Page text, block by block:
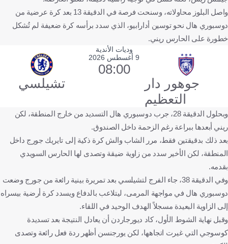
واصل البلوز محاولاته، وسنحت فرصة في الدقيقة 13 بعد كرة عرضية من
دوسبوري هال نحو توسين أدارابيو، الذي سدد برأسه كرة ضعيفة لم تُشكل
خطورة على الحارس ريني.
وديات الأندية
جوهور دار
التعظيم
9 أغسطس 2026
08:00
تشيلسي
وبحلول الدقيقة 28، جرب دوسبوري هال التسديد من خارج المنطقة، لكن
ريني أبعدها ببراعة رغم الزحمة داخل الصندوق.
بعد ذلك بدقيقتين فقط، مرر الشاب والش كرة ذكية إلى تايريك جورج داخل
المنطقة، لكن الأخير سدد من زاوية ضيقة وتصدى لها الحارس السويدي
بقدمه.
وفي الدقيقة 38، جاء الفرج لتشيلسي بعد تمريرة بينية رائعة من جورج وضعت
دوسبوري هال في مواجهة المرمى، ليتلاعب بالدفاع ويسدد كرة أرضية بيسراه
إلى الزاوية البعيدة مسجلاً الهدف الوحيد في اللقاء.
وقبل نهاية الشوط الأول، كاد ديورجاردن أن يعادل النتيجة بعد تسديدة
كوسوجي التي غيرت اتجاهها، لكن يورجنسن أظهر ردة فعل رائعة وتصدى